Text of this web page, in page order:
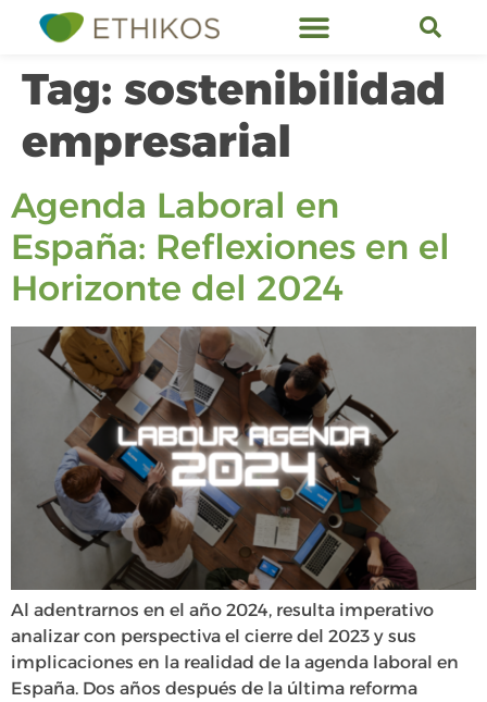
Tag: sostenibilidad
empresarial
Agenda Laboral en
España: Reflexiones en el
Horizonte del 2024
Al adentrarnos en el año 2024, resulta imperativo
analizar con perspectiva el cierre del 2023 y sus
implicaciones en la realidad de la agenda laboral en
España. Dos años después de la última reforma